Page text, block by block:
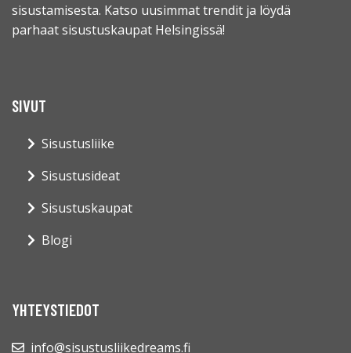
sisustamisesta. Katso uusimmat trendit ja löydä
parhaat sisustuskaupat Helsingissä!
SIVUT
Sisustusliike
Sisustusideat
Sisustuskaupat
Blogi
YHTEYSTIEDOT
info@sisustusliikedreams.fi